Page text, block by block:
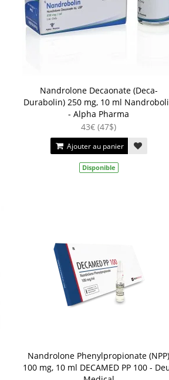
Nandrolone Decaonate (Deca-
Durabolin) 250 mg, 10 ml
- Alpha Pharma
43€ (47$)
Ajouter au panier
Disponible
Nandrolone Phenylpropionate (NPP)
100 mg, 10 ml DECAMED PP 100 -